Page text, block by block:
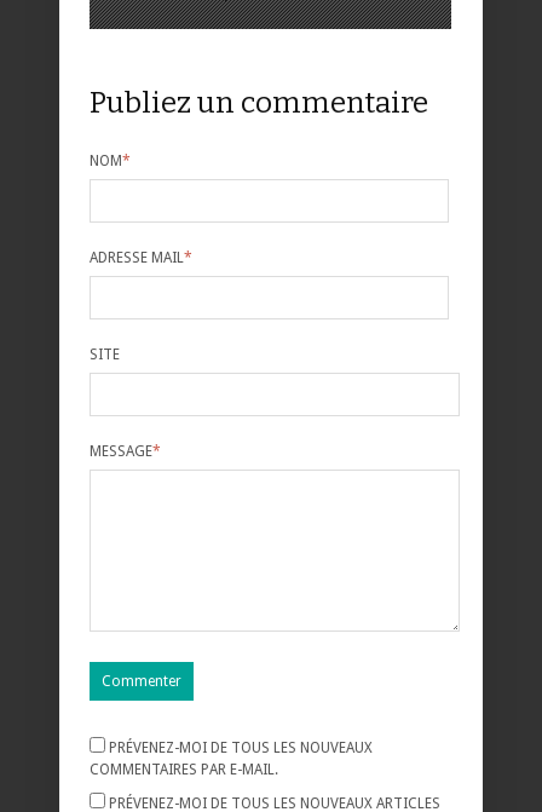
Publiez un commentaire
NOM*
ADRESSE MAIL *
SITE
MESSAGE*
PRÉVENEZ-MOI DE TOUS LES NOUVEAUX
COMMENTAIRES PAR E-MAIL.
PRÉVENEZ-MOI DE TOUS LES NOUVEAUX ARTICLES